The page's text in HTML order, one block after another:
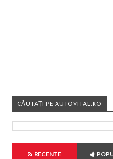
CĂUTAȚI PE AUTOVITAL.RO
RECENTE